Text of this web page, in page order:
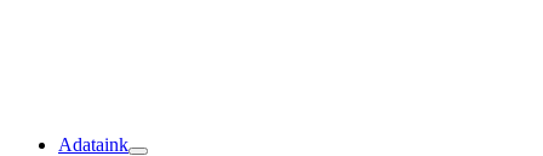
Adataink